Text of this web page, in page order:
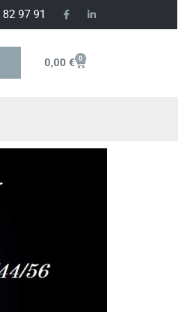
97 91
0,00 € 0